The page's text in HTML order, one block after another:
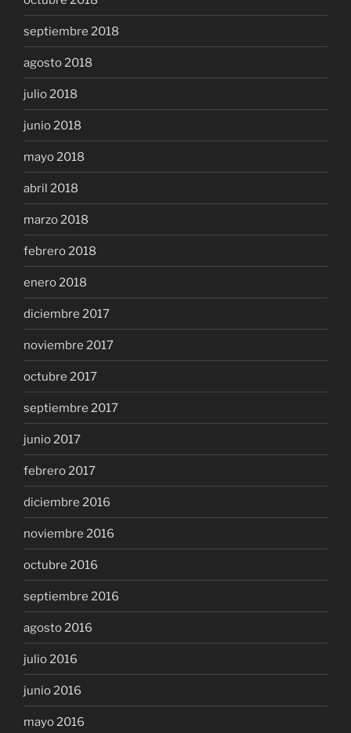
septiembre 2018
agosto 2018
julio 2018
junio 2018
mayo 2018
abril 2018
marzo 2018
febrero 2018
enero 2018
diciembre 2017
noviembre 2017
octubre 2017
septiembre 2017
junio 2017
febrero 2017
diciembre 2016
noviembre 2016
octubre 2016
septiembre 2016
agosto 2016
julio 2016
junio 2016
mayo 2016